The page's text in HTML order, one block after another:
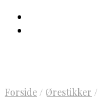
Forside / Ørestikker /